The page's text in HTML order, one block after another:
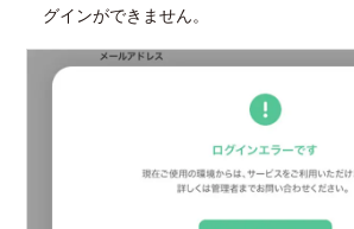
グインができません。